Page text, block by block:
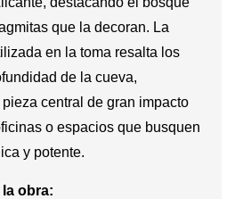
que la decoran. La
en la toma resalta los
de la cueva,
central de gran impacto
o espacios que busquen
y potente.
obra: